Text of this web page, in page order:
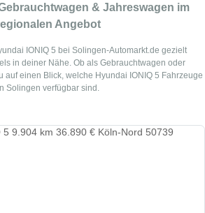
& Jahreswagen im
Angebot
IONIQ 5 bei Solingen-Automarkt.de gezielt
in deiner Nähe. Ob als Gebrauchtwagen oder
auf einen Blick, welche Hyundai IONIQ 5 Fahrzeuge
Solingen verfügbar sind.